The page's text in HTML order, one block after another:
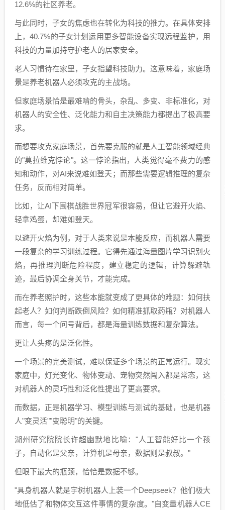
12.6%的社区养老。
与此同时，子女的焦虑也在转化为科技的推力。在具体安排
上，40.7%的子女计划运用更多智能设备实现远程监护，用
科技的力量加持守护老人的居家安全。
老人习惯待在家里，子女指望科技助力。这意味着，家庭场
景是养老机器人必须攻克的主战场。
但家庭场景恰是最难啃的骨头，杂乱、多变、非标准化，对
机器人的安全性、泛化能力和自主决策能力都提出了极高要
求。
而想要攻克家庭场景，首先要克服的就是人工智能领域经典
的"莫拉维克悖论"。这一悖论指出，人类觉得毫不费力的感
知和动作，对AI来说难如登天；而那些需要逻辑推理的复杂
任务，反而相对简单。
比如，让AI下围棋战胜世界冠军很容易，但让它避开火焰、
轻拿鸡蛋，却难如登天。
以避开火焰为例，对于人类来说是本能反应，而机器人需要
一段复杂的学习训练过程。它得先通过海量图片学习识别火
焰，再推理判断危险程度，建立稳定的逻辑，计算躲避轨
迹，最后协调全身关节，才能完成。
而在养老照护时，这些本能就变成了更具体的难题：如何扶
起老人？如何判断跌倒风险？如何精准抓取药瓶？对机器人
而言，每一个问号背后，都是海量训练数据和复杂算法。
更让人头疼的是泛化性。
一个场景的完美测试，难以保证多个场景的正常运行。现实
家庭中，灯光变化、物体变动、宠物突然闯入都是常态，这
对机器人的灵巧性和泛化性提出了更高要求。
而数据，正是机器学习、模型训练与测试的基础，也是机器
人"变灵活""变聪明"的关键。
湖州研究院院长许超幽默地比喻："人工智能好比一个孩
子，自动化是父亲，计算机是母亲，数据则是叔叔。"
但眼下最大的瓶颈，恰恰是数据不够。
"具身机器人就是宇树机器人上装一个Deepseek？他们极大
地低估了和物体交互这件事情的复杂度。"自变量机器人CE